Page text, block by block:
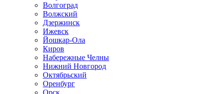
Волгоград
Волжский
Дзержинск
Ижевск
Йошкар-Ола
Киров
Набережные Челны
Нижний Новгород
Октябрьский
Оренбург
Орск